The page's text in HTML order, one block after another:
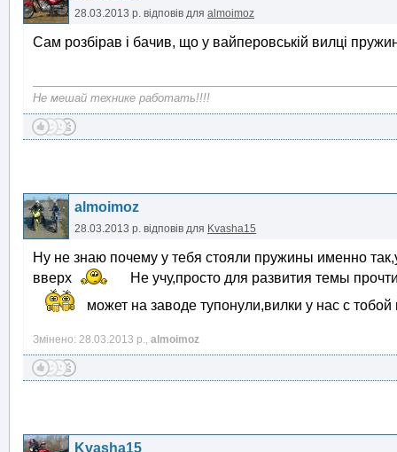
28.03.2013 р. відповів для almoimoz
Сам розбірав і бачив, що у вайперовській вилці
Не мешай технике работать!!!!
almoimoz
28.03.2013 р. відповів для Kvasha15
Ну не знаю почему у тебя стояли пружины именно
вверх
Не учу,просто для развития темы
может на заводе тупонули,вилки у нас с
Змінено: 28.03.2013 р., almoimoz
Kvasha15